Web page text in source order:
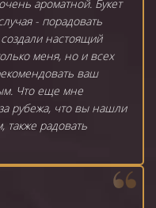
ароматной. Букет
- порадовать
настоящий
меня, но и всех
ваш
Что еще мне
рубежа, что вы нашли
также радовать